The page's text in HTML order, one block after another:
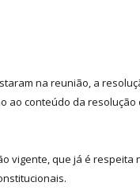
na reunião, a
ao conteúdo da
que já é